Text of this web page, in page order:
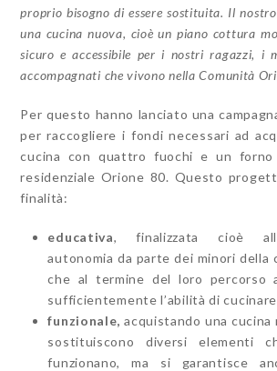
proprio bisogno di essere sostituita. Il
una cucina nuova, cioè un piano cottura
sicuro e accessibile per i nostri ragazzi, i
accompagnati che vivono nella Comunità
Per questo hanno lanciato una
per raccogliere i fondi necessari ad
cucina con quattro fuochi e un forno
residenziale Orione 80. Questo
finalità:
educativa, finalizzata cioè
autonomia da parte dei minori della
che al termine del loro percorso
sufficientemente l’abilità di
funzionale,acquistando una cucina
sostituiscono diversi elementi
funzionano, ma si garantisce